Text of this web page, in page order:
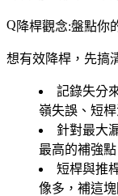
降桿觀念:盤點你
想有效降桿，先搞
記錄失分
嶺失誤、短
針對最大
最高的補強點
短桿與推
像多，補這